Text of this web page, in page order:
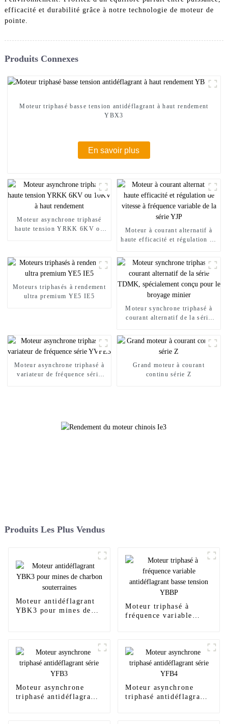
efficacité et durabilité grâce à notre technologie de moteur de
pointe.
Produits Connexes
Moteur triphasé basse tension antidéflagrant à haut rendement
YBX3
En savoir plus
Moteur asynchrone triphasé
haute tension YRKK 6KV ou
Moteur à courant alternatif à
haute efficacité et régulation de
Moteurs triphasés à rendement
ultra premium YE5 IE5
Moteur synchrone triphasé à
courant alternatif de la série
Moteur asynchrone triphasé à
variateur de fréquence série
Grand moteur à courant
continu série Z
Produits Les Plus Vendus
Moteur antidéflagrant
YBK3 pour mines de
Moteur triphasé à
fréquence variable
Moteur asynchrone
triphasé antidéflagrant
Moteur asynchrone
triphasé antidéflagrant